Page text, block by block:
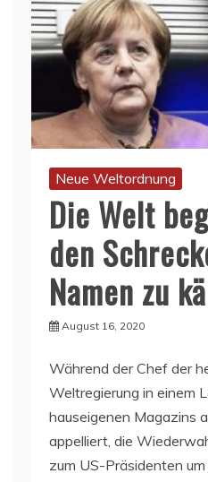
Neue Weltordnung
Die Welt
den
Namen zu
August 16, 2020
Während der Chef der
Weltregierung in einem
hauseigenen Magazins
appelliert, die
zum US-Präsidenten